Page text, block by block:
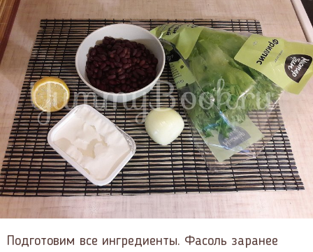
Подготовим все ингредиенты. Фасоль заранее